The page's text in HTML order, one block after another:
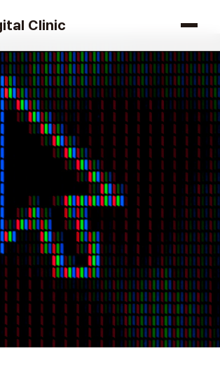
Clinic